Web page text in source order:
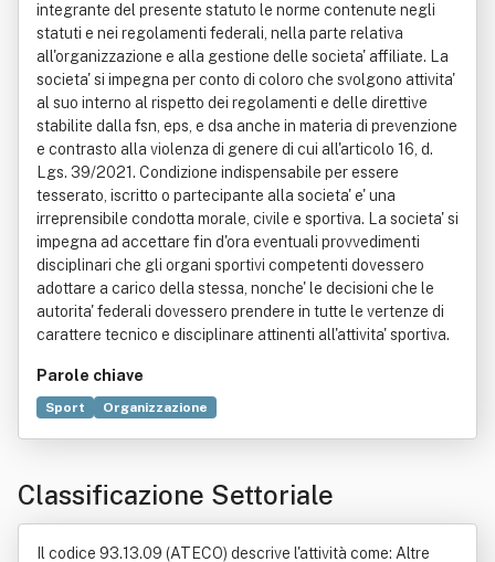
integrante del presente statuto le norme contenute negli
statuti e nei regolamenti federali, nella parte relativa
all'organizzazione e alla gestione delle societa' affiliate. La
societa' si impegna per conto di coloro che svolgono attivita'
al suo interno al rispetto dei regolamenti e delle direttive
stabilite dalla fsn, eps, e dsa anche in materia di prevenzione
e contrasto alla violenza di genere di cui all'articolo 16, d.
Lgs. 39/2021. Condizione indispensabile per essere
tesserato, iscritto o partecipante alla societa' e' una
irreprensibile condotta morale, civile e sportiva. La societa' si
impegna ad accettare fin d'ora eventuali provvedimenti
disciplinari che gli organi sportivi competenti dovessero
adottare a carico della stessa, nonche' le decisioni che le
autorita' federali dovessero prendere in tutte le vertenze di
carattere tecnico e disciplinare attinenti all'attivita' sportiva.
Parole chiave
Sport
Organizzazione
Classificazione Settoriale
Il codice 93.13.09 (ATECO) descrive l'attività come: Altre